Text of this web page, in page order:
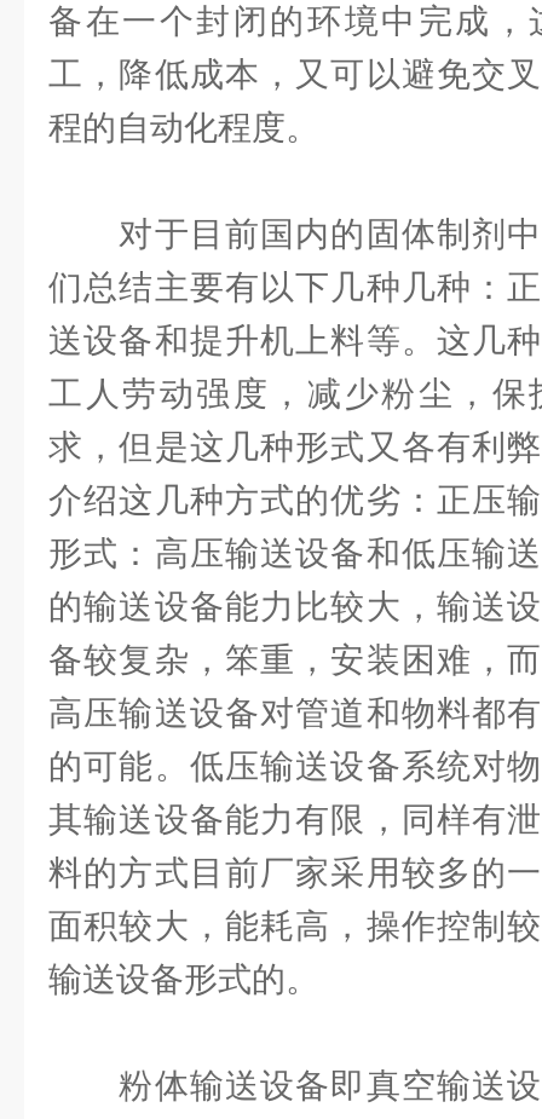
备在一个封闭的环境中完成
工，降低成本，又可以避免交
程的自动化程度。
对于目前国内的固体制剂中
们总结主要有以下几种几种：
送设备和提升机上料等。这几
工人劳动强度，减少粉尘，保
求，但是这几种形式又各有利
介绍这几种方式的优劣：正压
形式：高压输送设备和低压输
的输送设备能力比较大，输送
备较复杂，笨重，安装困难，
高压输送设备对管道和物料都
的可能。低压输送设备系统对
其输送设备能力有限，同样有
料的方式目前厂家采用较多的
面积较大，能耗高，操作控制
输送设备形式的。
粉体输送设备即真空输送设